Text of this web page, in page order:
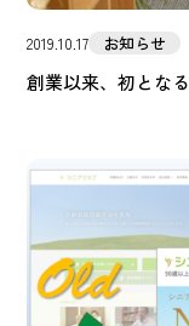
2019.10.17 お知らせ
創業以来、初とな